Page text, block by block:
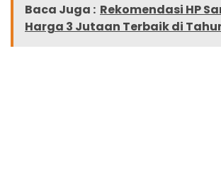
Baca Juga : Rekomendasi HP
Harga 3 Jutaan Terbaik di